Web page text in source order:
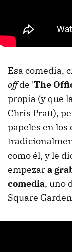
Esa comedia,
offde 'The
propia (y que
Chris Pratt),
papeles en los
como él, y le
empezara
comedia, uno
Square